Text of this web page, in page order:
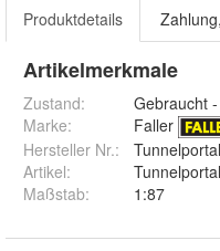
Produktdetails
Artikelmerkmale
Zustand:
Gebraucht
Marke:
Faller
Hersteller Nr.:
Tunnelportal
Artikel:
Tunnelportal
Maßstab: 1:87